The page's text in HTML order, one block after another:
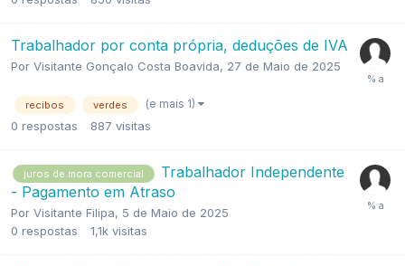
Trabalhador por conta própria, deduções de IVA
Por Visitante Gonçalo Costa Boavida, 27 de Maio de 2025
recibos verdes (e mais 1)
0 respostas 887 visitas
juros de mora comercial
Trabalhador Independente
- Pagamento em Atraso
Por Visitante Filipa, 5 de Maio de 2025
0 respostas 1,1k visitas